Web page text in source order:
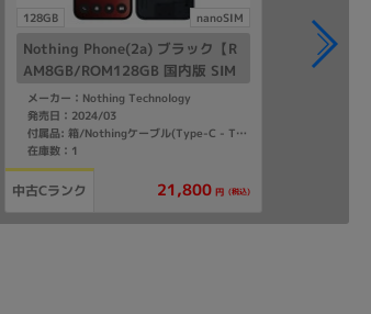
128GB nanoSIM
Nothing Phone(2a) ブラック【R
AM8GB/ROM128GB 国内版 SIM
フリー】
メーカー：Nothing Technology
発売日：2024/03
付属品: 箱/Nothingケーブル(Type-C - Type-C)/SIMトレイ取り出しツール/マニュアル
在庫数：1
中古Cランク 21,800 円 (税込)